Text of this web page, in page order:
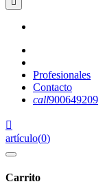
Profesionales
Contacto
call900649209

artículo(0)
Carrito